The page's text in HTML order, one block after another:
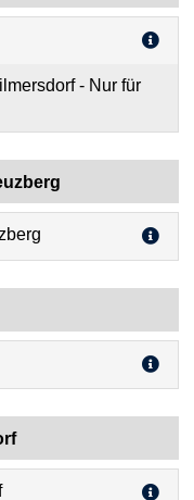
- Nur für